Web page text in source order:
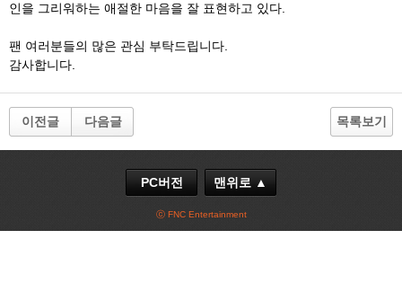
인을 그리워하는 애절한 마음을 잘 표현하고 있다.
팬 여러분들의 많은 관심 부탁드립니다.
감사합니다.
이전글 다음글 목록보기
PC버전 맨위로 ▲
ⓒ FNC Entertainment